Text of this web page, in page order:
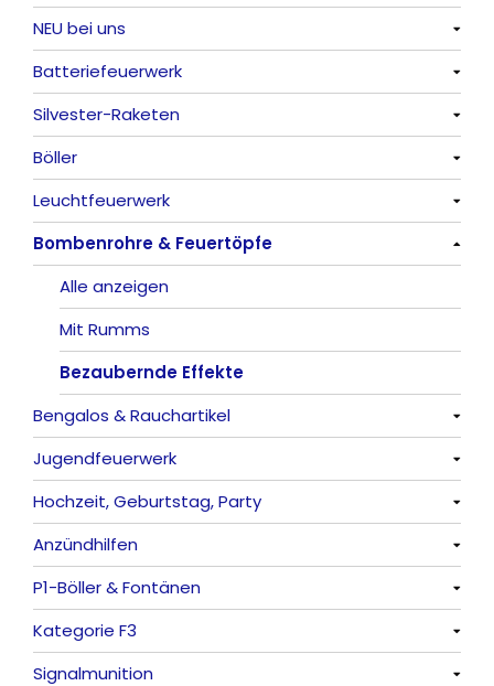
NEU bei uns
Alle anzeigen
Batteriefeuerwerk
Alle anzeigen
Silvester-Raketen
Alle anzeigen
Böller
Alle anzeigen
China-Böller
Knaller / Kanonenschläge
Reibkopfknaller
Frösche, Pfeiffer
Leuchtfeuerwerk
Alle anzeigen
Vulkane
Fontänen
Sonnen
Feuervögel
Römische Lichter
Bombenrohre & Feuertöpfe
Alle anzeigen
Mit Rumms
Bezaubernde Effekte
Bengalos & Rauchartikel
Alle anzeigen
Bengalos
Rauchartikel
Jugendfeuerwerk
Alle anzeigen
Hochzeit, Geburtstag, Party
Alle anzeigen
Feuerschriften
Indoor-Fontänen
Herz- und Konfetti-Shooter
Anzündhilfen
Alle anzeigen
P1-Böller & Fontänen
Alle anzeigen
Kategorie F3
Alle anzeigen
Signalmunition